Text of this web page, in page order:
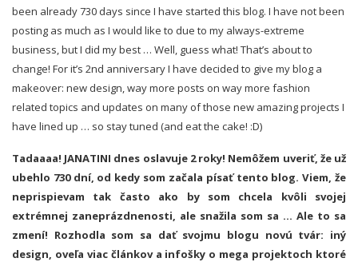
been already 730 days since I have started this blog. I have not been
posting as much as I would like to due to my always-extreme
business, but I did my best … Well, guess what! That’s about to
change! For it’s 2nd anniversary I have decided to give my blog a
makeover: new design, way more posts on way more fashion
related topics and updates on many of those new amazing projects I
have lined up … so stay tuned (and eat the cake! :D)
Tadaaaa! JANATINI dnes oslavuje 2 roky! Nemôžem uveriť, že už
ubehlo 730 dní, od kedy som začala písať tento blog. Viem, že
neprispievam tak často ako by som chcela kvôli svojej
extrémnej zaneprázdnenosti, ale snažila som sa … Ale to sa
zmení! Rozhodla som sa dať svojmu blogu novú tvár: iný
design, oveľa viac článkov a infošky o mega projektoch ktoré